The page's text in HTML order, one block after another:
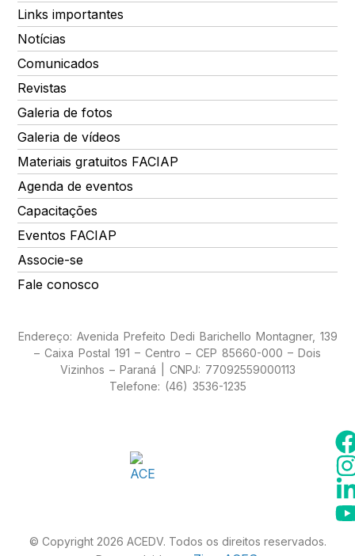
Links importantes
Notícias
Comunicados
Revistas
Galeria de fotos
Galeria de vídeos
Materiais gratuitos FACIAP
Agenda de eventos
Capacitações
Eventos FACIAP
Associe-se
Fale conosco
Endereço: Avenida Prefeito Dedi Barichello Montagner, 139
– Caixa Postal 191 – Centro – CEP 85660-000 – Dois
Vizinhos – Paraná | CNPJ: 77092559000113
Telefone: (46) 3536-1235
© Copyright 2026 ACEDV. Todos os direitos reservados.